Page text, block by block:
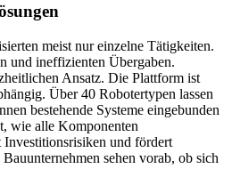
meist nur einzelne Tätigkeiten.
und ineffizienten Übergaben.
Ansatz. Die Plattform ist
Über 40 Robotertypen lassen
bestehende Systeme eingebunden
wie alle Komponenten
Investitionsrisiken und fördert
sehen vorab, ob sich